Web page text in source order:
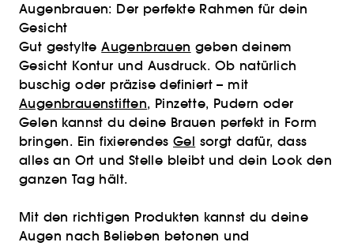
Augenbrauen: Der perfekte Rahmen für dein
Gesicht
Gut gestylteAugenbrauen geben deinem
Gesicht Kontur und Ausdruck. Ob natürlich
buschig oder präzise definiert – mit
Augenbrauenstiften, Pinzette, Pudern oder
Gelen kannst du deine Brauen perfekt in Form
bringen. Ein fixierendes Gel sorgt dafür, dass
alles an Ort und Stelle bleibt und dein Look den
ganzen Tag hält.
Mit den richtigen Produkten kannst du deine
Augen nach Belieben betonen und